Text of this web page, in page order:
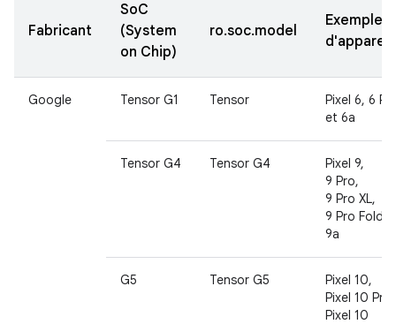
Fabricant
SoC
(System
on Chip)
ro.soc.model
Exemples
Google Tensor G1 Tensor
Pixel 6, 6
et 6a
Tensor G4 Tensor G4
Pixel 9,
9 Pro,
9 Pro XL,
9 Pro Fold
9a
G5 Tensor G5
Pixel 10,
Pixel 10 Pro,
Pixel 10